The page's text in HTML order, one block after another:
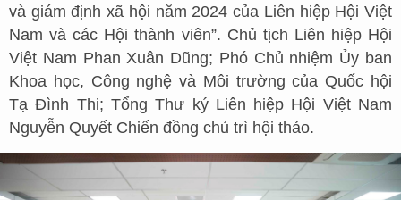
và giám định xã hội năm 2024 của Liên hiệp Hội Việt
Nam và các Hội thành viên”. Chủ tịch Liên hiệp Hội
Việt Nam Phan Xuân Dũng; Phó Chủ nhiệm Ủy ban
Khoa học, Công nghệ và Môi trường của Quốc hội
Tạ Đình Thi; Tổng Thư ký Liên hiệp Hội Việt Nam
Nguyễn Quyết Chiến đồng chủ trì hội thảo.